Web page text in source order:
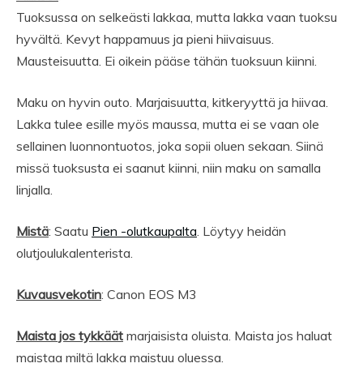
Tuoksussa on selkeästi lakkaa, mutta lakka vaan tuoksu
hyvältä. Kevyt happamuus ja pieni hiivaisuus.
Mausteisuutta. Ei oikein pääse tähän tuoksuun kiinni.
Maku on hyvin outo. Marjaisuutta, kitkeryyttä ja hiivaa.
Lakka tulee esille myös maussa, mutta ei se vaan ole
sellainen luonnontuotos, joka sopii oluen sekaan. Siinä
missä tuoksusta ei saanut kiinni, niin maku on samalla
linjalla.
Mistä: Saatu Pien -olutkaupalta. Löytyy heidän
olutjoulukalenterista.
Kuvausvekotin: Canon EOS M3
Maista jos tykkäät marjaisista oluista. Maista jos haluat
maistaa miltä lakka maistuu oluessa.